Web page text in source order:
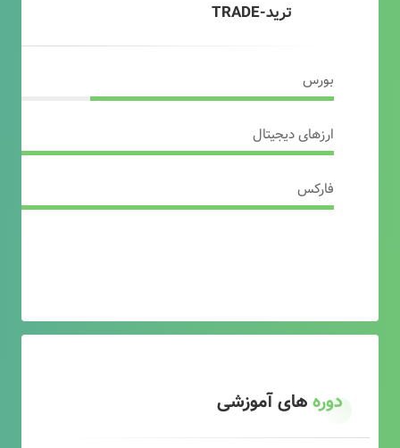
ترید-TRADE
بورس
ارزهای دیجیتال
فارکس
دورههای آموزشی